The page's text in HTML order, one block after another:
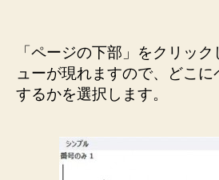
「ページの下部」をクリッ
ューが現れますので、どこ
するかを選択します。